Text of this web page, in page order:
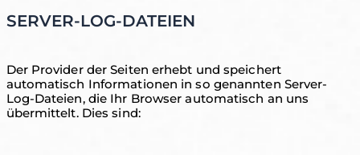
SERVER-LOG-DATEIEN
Der Provider der Seiten erhebt und speichert
automatisch Informationen in so genannten Server-
Log-Dateien, die Ihr Browser automatisch an uns
übermittelt. Dies sind: